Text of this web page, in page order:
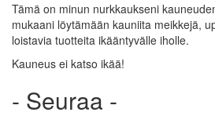
Tämä on minun nurkkaukseni
mukaani löytämään kauniita meikkejä,
loistavia tuotteita ikääntyvälle iholle.
Kauneus ei katso ikää!
- Seuraa -